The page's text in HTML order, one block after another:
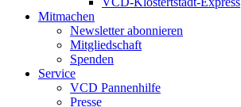
Mitmachen
Newsletter abonnieren
Mitgliedschaft
Spenden
Service
VCD Pannenhilfe
Presse